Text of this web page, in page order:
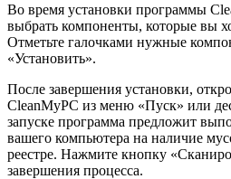
Во время установки программы
выбрать компоненты, которые вы
Отметьте галочками нужные
«Установить».
После завершения установки,
CleanMyPC из меню «Пуск» или
запуске программа предложит
вашего компьютера на наличие
реестре. Нажмите кнопку
завершения процесса.